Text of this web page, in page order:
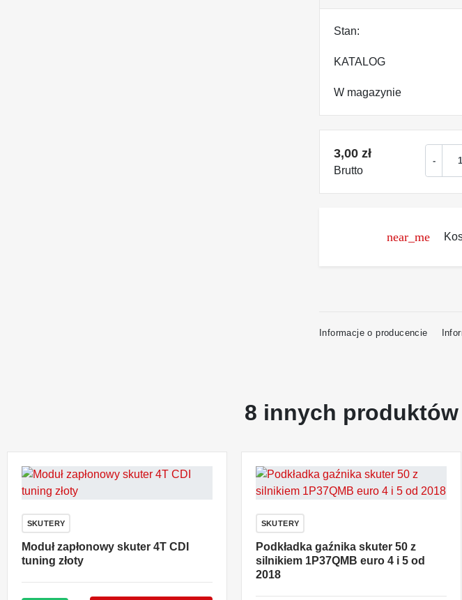
Stan:
KATALOG
W magazynie
3,00 zł
Brutto
-
near_me
Informacje o producencie
8 innych
SKUTERY
Moduł zapłonowy skuter 4T CDI
tuning złoty
SKUTERY
Podkładka gaźnika skuter 50 z
silnikiem 1P37QMB euro 4 i 5 od
2018